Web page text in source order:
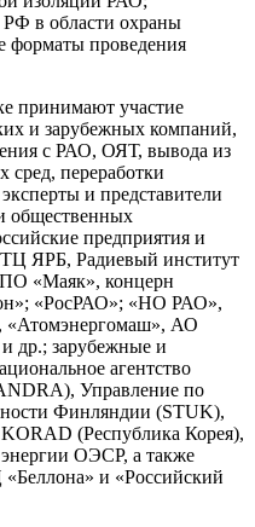
РФ в области охраны
форматы проведения
принимают участие
и зарубежных компаний,
с РАО, ОЯТ, вывода из
сред, переработки
и представители
общественных
предприятия и
ЯРБ, Радиевый институт
«Маяк», концерн
«РосРАО»; «НО РАО»,
АО
зарубежные и
агентство
Управление по
Финляндии (STUK),
(Республика Корея),
ОЭСР, а также
и «Российский